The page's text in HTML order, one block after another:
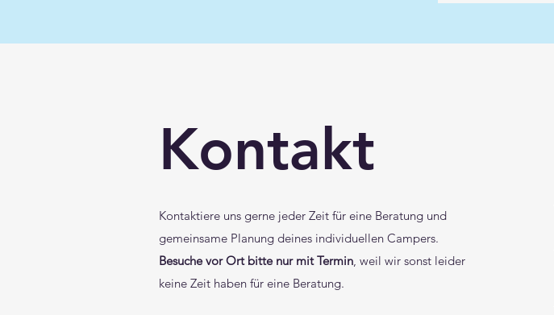
Kontakt
Kontaktiere uns gerne jeder Zeit für eine Beratung und
gemeinsame Planung deines individuellen Campers.
Besuche vor Ort bitte nur mit Termin, weil wir sonst leider
keine Zeit haben für eine Beratung.